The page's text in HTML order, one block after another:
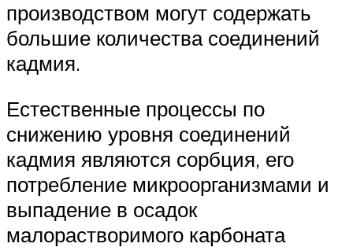
производством могут содержать
большие количества соединений
кадмия.
Естественные процессы по
снижению уровня соединений
кадмия являются сорбция, его
потребление микроорганизмами и
выпадение в осадок
малорастворимого карбоната